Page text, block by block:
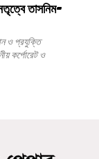
তাসনিম-
কর্পোরেট ও